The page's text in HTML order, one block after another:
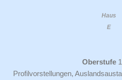
Haus
E
Oberstufe
Profilvorstellungen,